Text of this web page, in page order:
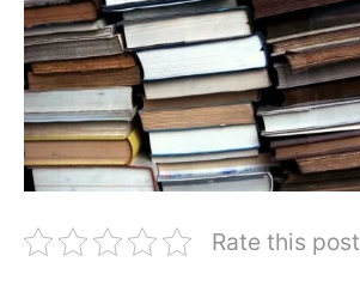
Rate this post